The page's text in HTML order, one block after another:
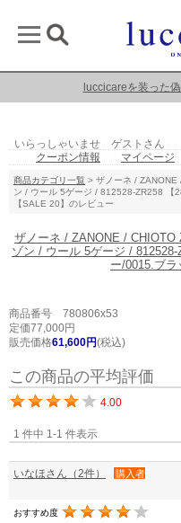
luccicareを装った
いらっしゃいませ ゲストさん
クーポン情報
マイページ
商品カテゴリ一覧 > ザノーネ / ZANONE
ン / ウール 5ゲージ / 812528-ZR258 【
【SALE 20】のレビュー
ザノーネ / ZANONE /
ゾン / ウール 5ゲージ /
ー/0015.ブラ
商品番号 780806x53
定価77,000円
販売価格61,600円(税込)
この商品の平均評価
4.00
1 件中 1-1 件表示
いなほさん（2件）
購入者
おすすめ度